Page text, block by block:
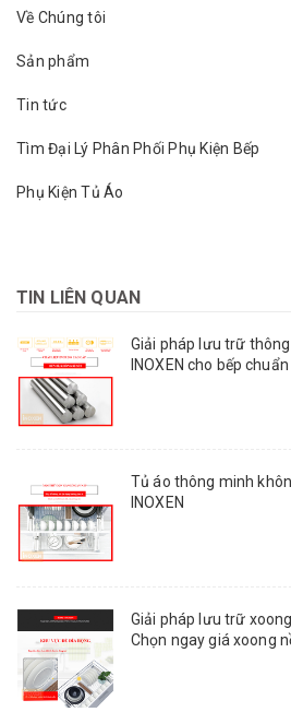
Về Chúng tôi
Sản phẩm
Tin tức
Tìm Đại Lý Phân Phối Phụ Kiện Bếp
Phụ Kiện Tủ Áo
TIN LIÊN QUAN
Giải pháp lưu trữ
INOXEN cho bếp
Tủ áo thông minh
INOXEN
Giải pháp lưu trữ
Chọn ngay giá xoong